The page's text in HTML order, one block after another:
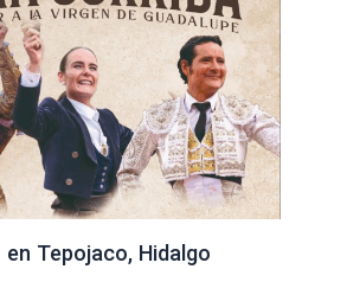
Tepojaco, Hidalgo